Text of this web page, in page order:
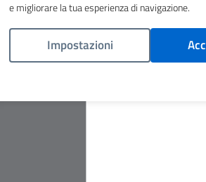
Riceverai una
Per info e
e migliorare la tua esperienza di navigazione.
Impostazioni